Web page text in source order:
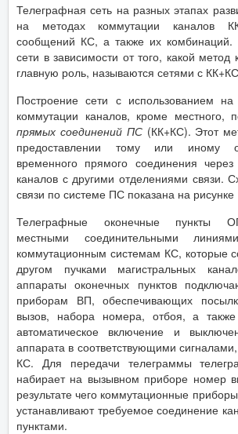
Телеграфная сеть на разных этапах
на методах коммутации каналов
сообщений КС, а также их комбинаций.
сети в зависимости от того, какой метод
главную роль, называются сетями с
Построение сети с использованием на
коммутации каналов, кроме местного,
прямых соединений ПС(КК+КС). Этот
предоставлении тому или иному
временного прямого соединения
каналов с другими отделениями связи.
связи по системе ПС показана на рисунке
Телеграфные оконечные пункты
местными соединительными
коммутационным системам КС, которые
другом пучками магистральных
аппараты оконечных пунктов
приборам ВП, обеспечивающих
вызов, набора номера, отбоя, а
автоматическое включение и
аппарата в соответствующими
КС. Для передачи телеграммы
набирает на вызывном приборе номер
результате чего коммутационные
устанавливают требуемое соединение
пунктами.